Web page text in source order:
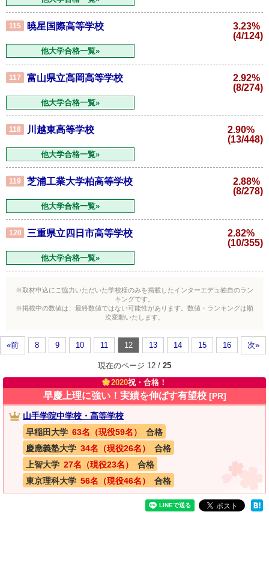
115 暁星国際高等学校
3.23%
(4/124)
他大学合格一覧»
117 富山県立高岡高等学校
2.92%
(8/274)
他大学合格一覧»
118 川越東高等学校
2.90%
(13/448)
他大学合格一覧»
119 芝浦工業大学柏高等学校
2.88%
(8/278)
他大学合格一覧»
120 三重県立四日市高等学校
2.82%
(10/355)
他大学合格一覧»
※取材申込にご協力いただいた学校様のみを掲載したインターエデュ独自のラン
キングです。
※掲載中の数値は、最終数値ではない可能性があります。数値・ランキングは順
次変動いたします。
«前 8 9 10 11 12 13 14 15 16 次»
現在のページ 12 / 25
2020祝・合格！
早慶上理に強い！実績を伸ばす有望校 [PR]
山手学院中学校・高等学校
早稲田大学 63名（現役59名）
合格
慶應義塾大学 34名（現役26名）
合格
上智大学 27名（現役23名）
合格
東京理科大学 56名（現役46名） 合格